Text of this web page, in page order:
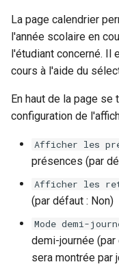
La page calendrier
l'année scolaire en
l'étudiant concerné. Il
cours à l'aide du
En haut de la page
configuration de
Afficher les
présences (par
Afficher les
(par défaut : Non)
Mode demi-
demi-journée
sera montrée par